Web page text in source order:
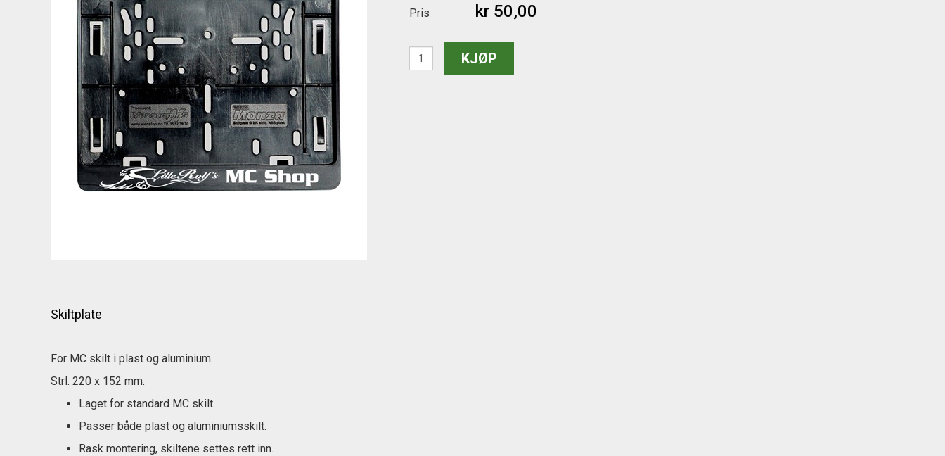
Pris kr 50,00
Skiltplate
For MC skilt i plast og aluminium.
Strl. 220 x 152 mm.
Laget for standard MC skilt.
Passer både plast og aluminiumsskilt.
Rask montering, skiltene settes rett inn.